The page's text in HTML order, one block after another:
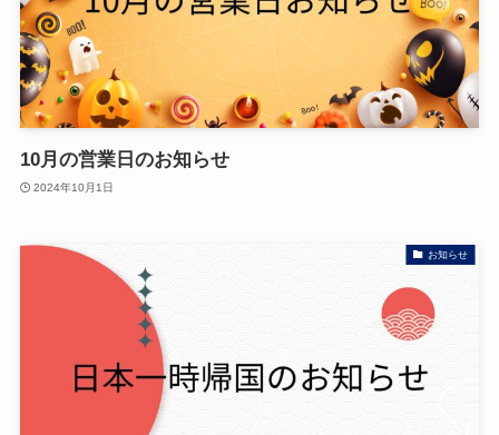
10月の営業日のお知らせ
2024年10月1日
お知らせ